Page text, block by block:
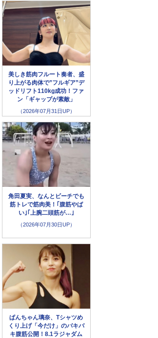
美しき筋肉フルート奏者、盛
り上がる肉体で”フルギア”デ
ッドリフト110kg成功！ファ
ン「ギャップが素敵」
（2026年07月31日UP）
角田夏実、なんとビーチでも
筋トレで筋肉美！｢腹筋やば
い｣｢上腕二頭筋が…｣
（2026年07月30日UP）
ぱんちゃん璃奈、Tシャツめ
くり上げ「今だけ」のバキバ
キ腹筋公開！8.1ラジャダム